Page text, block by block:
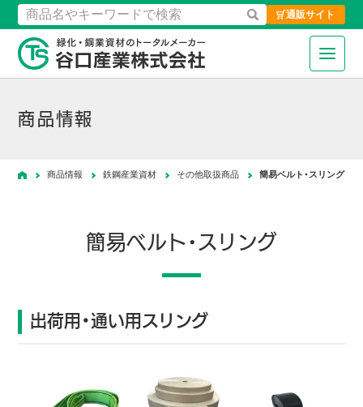
検索 通販サイト
緑化・鋼業資材のトータルメ
商品情報
ホーム商品情報 鉄鋼産業資材 その他取扱商品 簡易ベルト・スリング
簡易ベルト・スリング
出荷用・通い用スリング